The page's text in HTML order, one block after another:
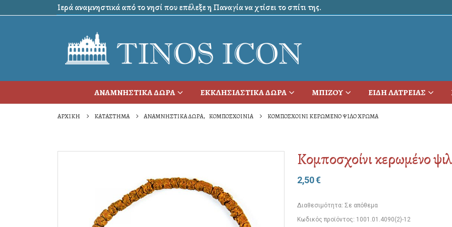
Ιερά αναμνηστικά από το νησί που επέλεξε η Παναγία να χτίσει το σπίτι της.
ΑΝΑΜΝΗΣΤΙΚΑ ΔΩΡΑ ΕΚΚΛΗΣΙΑΣΤΙΚΑ ΔΩΡΑ ΜΠΙΖΟΥ ΕΙΔΗ ΛΑΤΡΕΙΑΣ
ΑΡΧΙΚΉ ΚΑΤΆΣΤΗΜΑ ΑΝΑΜΝΗΣΤΙΚΑ ΔΩΡΑ, ΚΟΜΠΟΣΧΟΙΝΙΑ ΚΟΜΠΟΣΧΟΊΝΙ ΚΕΡΩΜΈΝΟ ΨΙΛΌ ΧΡΏΜΑ
Κομποσχοίνι κερωμένο
2,50€
Διαθεσιμότητα: Σε απόθεμα
Κωδικός προϊόντος: 1001.01.4090(2)-12